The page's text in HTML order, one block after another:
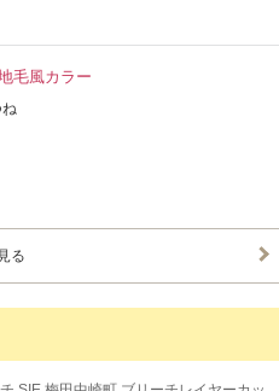
毛風カラー
ね
る